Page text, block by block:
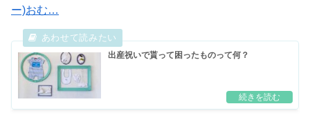
ー)おむ…
出産祝いで貰って困ったものって何？